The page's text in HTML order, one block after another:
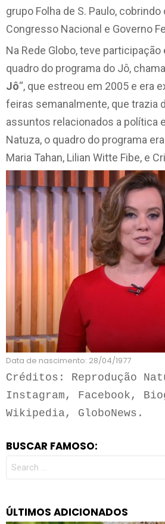
grupo Folha de S. Paulo,
Congresso Nacional e Governo
Na Rede Globo, teve
quadro do programa do Jô,
Jô“, que estreou em 2005 e era
feiras semanalmente, que trazia
assuntos relacionados a política
Natuza, o quadro do programa
Maria Tahan, Lilian Witte Fibe, e
Data de nascimento: 28/04/1977
Créditos: Reprodução
Instagram, Facebook,
Wikipedia, GloboNews.
BUSCAR FAMOSO:
FOR:
ÚLTIMOS ADICIONADOS